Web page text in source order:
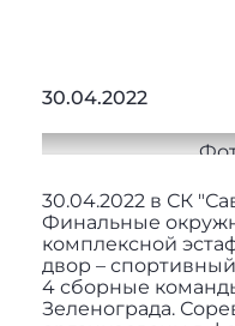
30.04.2022
30.04.2022 в СК
Финальные
комплексной
двор –
4 сборные
Зеленограда.